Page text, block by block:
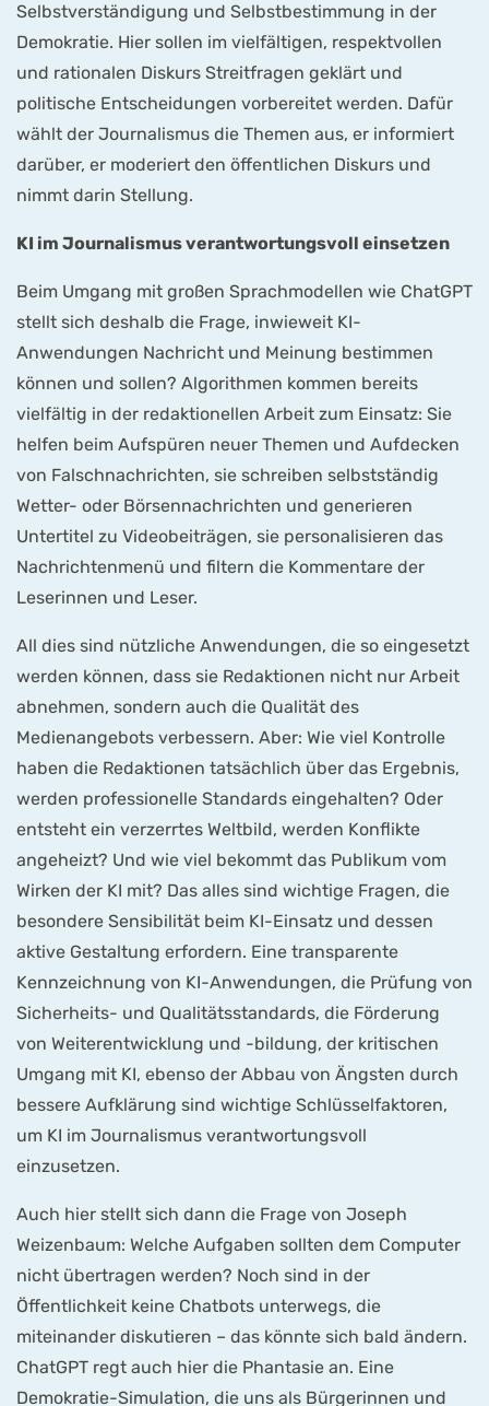
Selbstverständigung und Selbstbestimmung in der
Demokratie. Hier sollen im vielfältigen, respektvollen
und rationalen Diskurs Streitfragen geklärt und
politische Entscheidungen vorbereitet werden. Dafür
wählt der Journalismus die Themen aus, er informiert
darüber, er moderiert den öffentlichen Diskurs und
nimmt darin Stellung.
KI im Journalismus verantwortungsvoll einsetzen
Beim Umgang mit großen Sprachmodellen wie ChatGPT
stellt sich deshalb die Frage, inwieweit KI-
Anwendungen Nachricht und Meinung bestimmen
können und sollen? Algorithmen kommen bereits
vielfältig in der redaktionellen Arbeit zum Einsatz: Sie
helfen beim Aufspüren neuer Themen und Aufdecken
von Falschnachrichten, sie schreiben selbstständig
Wetter- oder Börsennachrichten und generieren
Untertitel zu Videobeiträgen, sie personalisieren das
Nachrichtenmenü und filtern die Kommentare der
Leserinnen und Leser.
All dies sind nützliche Anwendungen, die so eingesetzt
werden können, dass sie Redaktionen nicht nur Arbeit
abnehmen, sondern auch die Qualität des
Medienangebots verbessern. Aber: Wie viel Kontrolle
haben die Redaktionen tatsächlich über das Ergebnis,
werden professionelle Standards eingehalten? Oder
entsteht ein verzerrtes Weltbild, werden Konflikte
angeheizt? Und wie viel bekommt das Publikum vom
Wirken der KI mit? Das alles sind wichtige Fragen, die
besondere Sensibilität beim KI-Einsatz und dessen
aktive Gestaltung erfordern. Eine transparente
Kennzeichnung von KI-Anwendungen, die Prüfung von
Sicherheits- und Qualitätsstandards, die Förderung
von Weiterentwicklung und -bildung, der kritischen
Umgang mit KI, ebenso der Abbau von Ängsten durch
bessere Aufklärung sind wichtige Schlüsselfaktoren,
um KI im Journalismus verantwortungsvoll
einzusetzen.
Auch hier stellt sich dann die Frage von Joseph
Weizenbaum: Welche Aufgaben sollten dem Computer
nicht übertragen werden? Noch sind in der
Öffentlichkeit keine Chatbots unterwegs, die
miteinander diskutieren – das könnte sich bald ändern.
ChatGPT regt auch hier die Phantasie an. Eine
Demokratie-Simulation, die uns als Bürgerinnen und